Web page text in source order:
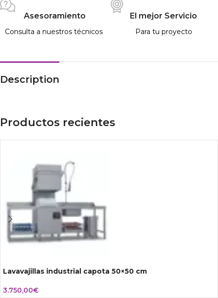
Asesoramiento
Consulta a nuestros técnicos
El mejor Servicio
Para tu proyecto
Description
Productos recientes
Lavavajillas industrial capota 50×50 cm
3.750,00€